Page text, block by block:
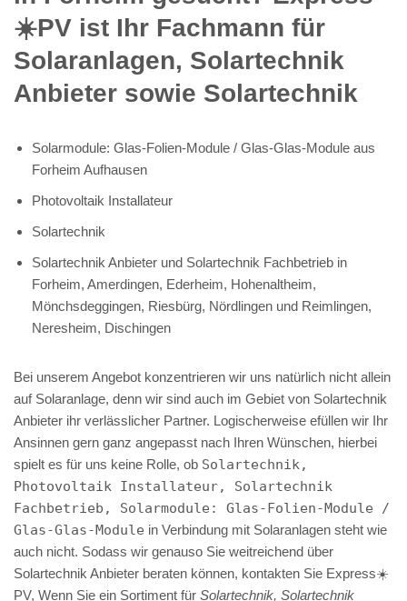
☀️PV️ ist Ihr Fachmann für
Solaranlagen, Solartechnik
Anbieter sowie Solartechnik
Solarmodule: Glas-Folien-Module / Glas-Glas-Module aus
Forheim Aufhausen
Photovoltaik Installateur
Solartechnik
Solartechnik Anbieter und Solartechnik Fachbetrieb in
Forheim, Amerdingen, Ederheim, Hohenaltheim,
Mönchsdeggingen, Riesbürg, Nördlingen und Reimlingen,
Neresheim, Dischingen
Bei unserem Angebot konzentrieren wir uns natürlich nicht allein
auf Solaranlage, denn wir sind auch im Gebiet von Solartechnik
Anbieter ihr verlässlicher Partner. Logischerweise efüllen wir Ihr
Ansinnen gern ganz angepasst nach Ihren Wünschen, hierbei
spielt es für uns keine Rolle, ob Solartechnik,
Photovoltaik Installateur, Solartechnik
Fachbetrieb, Solarmodule: Glas-Folien-Module /
Glas-Glas-Module in Verbindung mit Solaranlagen steht wie
auch nicht. Sodass wir genauso Sie weitreichend über
Solartechnik Anbieter beraten können, kontakten Sie Express☀️
PV️, Wenn Sie ein Sortiment für Solartechnik, Solartechnik